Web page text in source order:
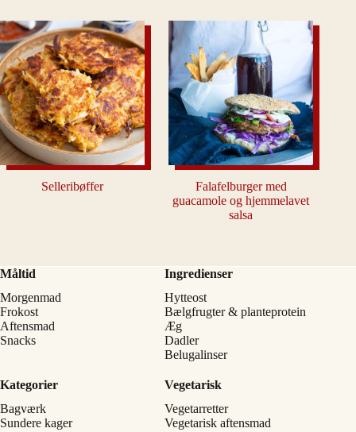
Selleribøffer
Falafelburger med
guacamole og hjemmelavet
salsa
Måltid
Morgenmad
Frokost
Aftensmad
Snacks
Ingredienser
Hytteost
Bælgfrugter & planteprotein
Æg
Dadler
Belugalinser
Kategorier
Bagværk
Sundere kager
Vegetarisk
Vegetarretter
Vegetarisk aftensmad